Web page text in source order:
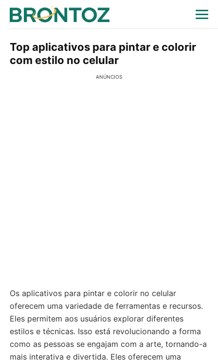
Top aplicativos para pintar e colorir
com estilo no celular
ANÚNCIOS
Os aplicativos para pintar e colorir no celular
oferecem uma variedade de ferramentas e recursos.
Eles permitem aos usuários explorar diferentes
estilos e técnicas. Isso está revolucionando a forma
como as pessoas se engajam com a arte, tornando-a
mais interativa e divertida. Eles oferecem uma